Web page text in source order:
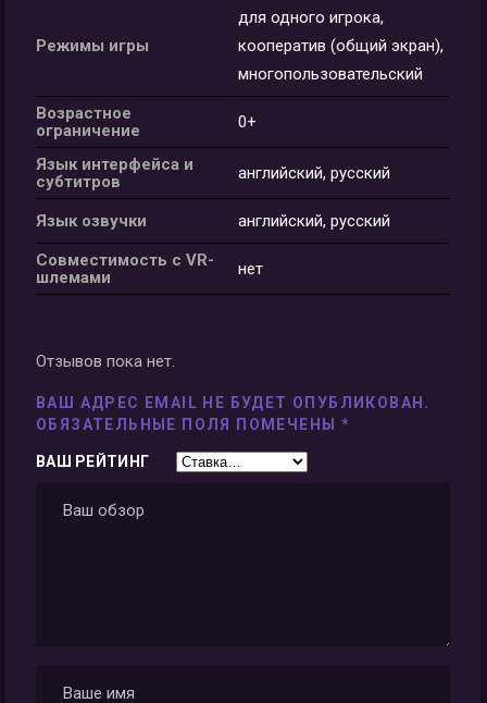
Режимы игры
для одного игрока,
кооператив (общий экран),
многопользовательский
Возрастное
ограничение
0+
Язык интерфейса и
субтитров
английский, русский
Язык озвучки
английский, русский
Совместимость с VR-
шлемами
нет
Отзывов пока нет.
ВАШ АДРЕС EMAIL НЕ БУДЕТ ОПУБЛИКОВАН.
ОБЯЗАТЕЛЬНЫЕ ПОЛЯ ПОМЕЧЕНЫ *
ВАШ РЕЙТИНГ